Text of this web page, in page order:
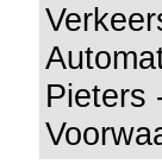
Pieters